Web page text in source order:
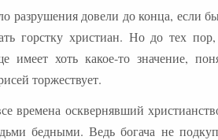
разрушения довели до конца, если
горстку христиан. Но до тех
имеет хоть какое-то значение,
торжествует.
времена осквернявший
бедными. Ведь богача не